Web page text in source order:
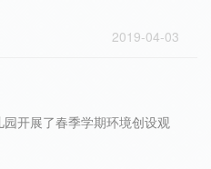
2019-04-03
开展了春季学期环境创设观